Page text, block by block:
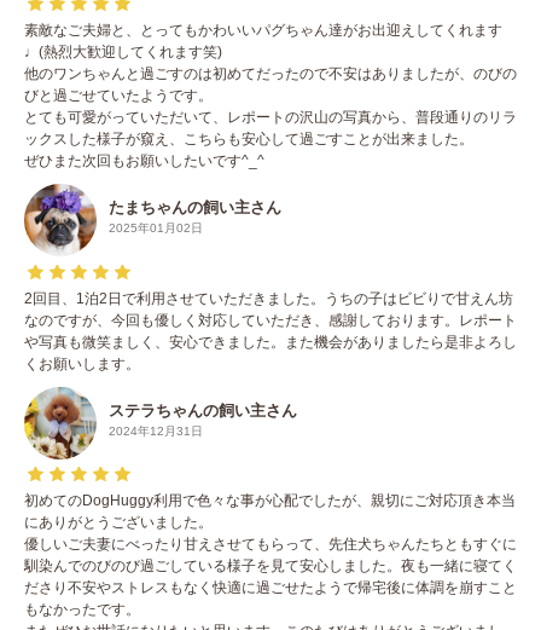
素敵なご夫婦と、とってもかわいいパグちゃん達がお出迎えしてくれます
♩(熱烈大歓迎してくれます笑)
他のワンちゃんと過ごすのは初めてだったので不安はありましたが、のびの
びと過ごせていたようです。
とても可愛がっていただいて、レポートの沢山の写真から、普段通りのリラ
ックスした様子が窺え、こちらも安心して過ごすことが出来ました。
ぜひまた次回もお願いしたいです^_^
たまちゃんの飼い主さん
2025年01月02日
2回目、1泊2日で利用させていただきました。うちの子はビビりで甘えん坊
なのですが、今回も優しく対応していただき、感謝しております。レポート
や写真も微笑ましく、安心できました。また機会がありましたら是非よろし
くお願いします。
ステラちゃんの飼い主さん
2024年12月31日
初めてのDogHuggy利用で色々な事が心配でしたが、親切にご対応頂き本当
にありがとうございました。
優しいご夫妻にべったり甘えさせてもらって、先住犬ちゃんたちともすぐに
馴染んでのびのび過ごしている様子を見て安心しました。夜も一緒に寝てく
ださり不安やストレスもなく快適に過ごせたようで帰宅後に体調を崩すこと
もなかったです。